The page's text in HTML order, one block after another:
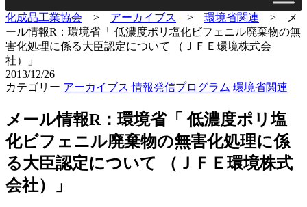
化成品工業協会 > アーカイブス > 環境省関連 >
メ
ール情報R：環境省「 低濃度ポリ塩化ビフェニル廃棄物の無
害化処理に係る大臣認定について （ＪＦＥ環境株式会
社）」
2013/12/26
カテゴリー アーカイブス 情報発信プログラム 環境省関連
メール情報R：環境省「 低濃度ポリ塩
化ビフェニル廃棄物の無害化処理に係
る大臣認定について （ＪＦＥ環境株式
会社）」